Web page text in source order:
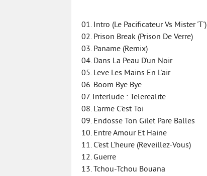
01. Intro (Le Pacificateur Vs Mister 'T')
02. Prison Break (Prison De Verre)
03. Paname (Remix)
04. Dans La Peau D'un Noir
05. Leve Les Mains En L'air
06. Boom Bye Bye
07. Interlude : Telerealite
08. L'arme C'est Toi
09. Endosse Ton Gilet Pare Balles
10. Entre Amour Et Haine
11. C'est L'heure (Reveillez-Vous)
12. Guerre
13. Tchou-Tchou Bouana